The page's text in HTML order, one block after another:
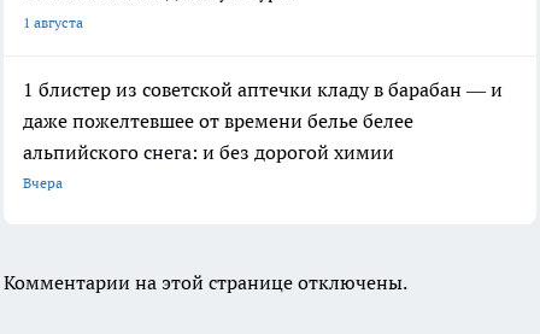
1 августа
1 блистер из советской аптечки кладу в барабан — и
даже пожелтевшее от времени белье белее
альпийского снега: и без дорогой химии
Вчера
Комментарии на этой странице отключены.